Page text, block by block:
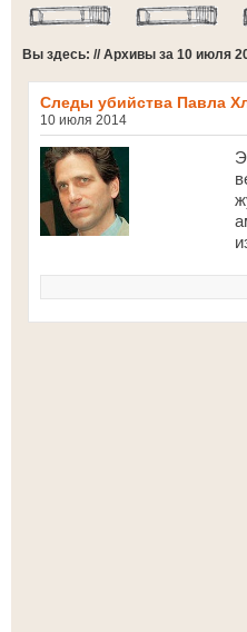
Вы здесь: // Архивы за 10 июля
Следы убийства Павла
10 июля 2014